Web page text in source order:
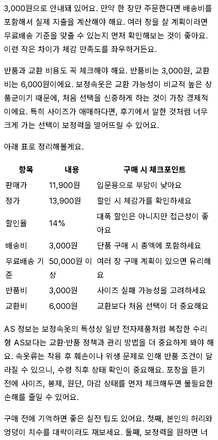
3,000원으로 안내돼 있어요. 만약 한 장만 주문한다면 배송비를
포함해서 실제 지출을 계산해야 해요. 여러 장을 살 계획이라면
무료배송 기준을 맞출 수 있는지 먼저 확인해보는 것이 좋아요.
이런 작은 차이가 체감 만족도를 좌우하거든요.
반품과 교환 비용도 꼭 체크해야 해요. 반품비는 3,000원, 교환
비는 6,000원이에요. 보정속옷은 교환 가능성이 비교적 높은 상
품군이기 때문에, 처음 선택을 신중하게 하는 것이 가장 경제적
이에요. 특히 사이즈가 애매하다면, 후기에서 말한 것처럼 너무
크게 가는 선택이 보정력을 떨어뜨릴 수 있어요.
아래 표로 정리해볼게요.
항목 내용
구매 시 체크포인트
판매가
11,900원
입문용으로 부담이 낮아요
정가
13,900원 할인 시 체감가를 확인하세요
할인율 14%
대폭 할인은 아니지만 접근성이 좋
아요
배송비
3,000원
단품 구매 시 총액에 포함하세요
무료배송 기
준
50,000원 이
상
여러 장 구매 계획이 있으면 유리해
요
반품비
3,000원
사이즈 실패 가능성을 고려하세요
교환비
6,000원 교환보다 처음 선택이 더 중요해요
AS 정보는 보정속옷의 특성상 일반 전자제품처럼 복잡한 수리
형 AS보다는 교환·반품 정책과 관리 방법을 더 중요하게 봐야 해
요. 속옷류는 착용 후 훼손이나 위생 문제로 인해 반품 조건이 달
라질 수 있으니, 수령 직후 상태 확인이 중요해요. 포장을 뜯기
전에 사이즈, 봉제, 원단, 마감 상태를 먼저 체크해두면 불필요한
손해를 줄일 수 있어요.
구매 전에 기억하면 좋은 실전 팁도 있어요. 첫째, 본인의 허리와
엉덩이 치수를 대략이라도 재보세요. 둘째, 보정력을 원하면 너